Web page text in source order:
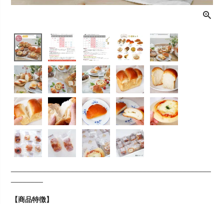
【商品特徴】